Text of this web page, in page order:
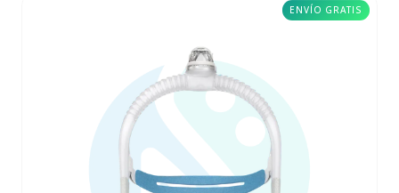
ENVÍO GRATIS